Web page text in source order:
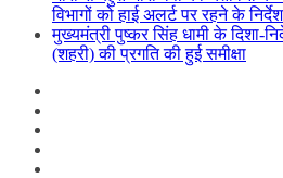
विभागों को हाई अलर्ट पर रहने के निर्देश
मुख्यमंत्री पुष्कर सिंह धामी के दिशा-
(शहरी) की प्रगति की हुई समीक्षा